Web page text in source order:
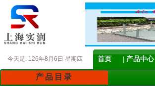
今天是: 126年8月6日 星期四 首页 产品中心
产品目录